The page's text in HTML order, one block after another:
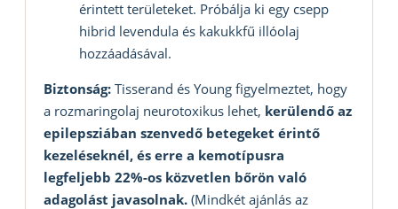
érintett területeket. Próbálja ki egy csepp
hibrid levendula és kakukkfű illóolaj
hozzáadásával.
Biztonság: Tisserand és Young figyelmeztet, hogy
a rozmaringolaj neurotoxikus lehet, kerülendő az
epilepsziában szenvedő betegeket érintő
kezeléseknél, és erre a kemotípusra
legfeljebb 22%-os közvetlen bőrön való
adagolást javasolnak. (Mindkét ajánlás az